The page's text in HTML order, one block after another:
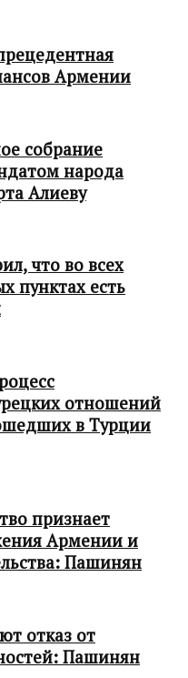
Армении
собрание
народа
Алиеву
что во всех
пунктах есть
отношений
в Турции
признает
Армении и
Пашинян
отказ от
Пашинян